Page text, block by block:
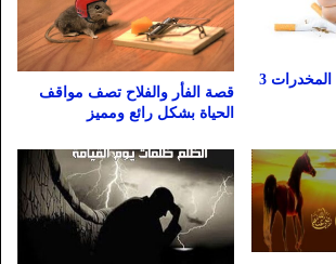
سرد قصة قصيرة عن المخدرات 3
قصة الفأر والفلاح تصف مواقف
الحياة بشكل رائع ومميز